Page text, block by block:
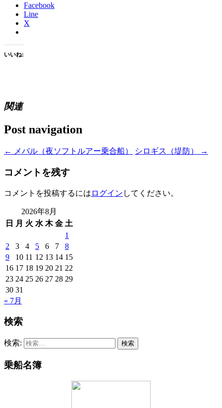
Facebook
Line
X
いいね:
関連
Post navigation
← メバル（夜ソフトルアー乗合船） シロギス（堤防） →
コメントを残す
コメントを投稿するには ログイン してください。
2026年8月
日
月 火 水 木 金 土
1
2
3 4 5 6 7
8
9
10 11 12 13 14 15
16 17 18 19 20 21 22
23 24 25 26 27 28 29
30 31
« 7月
検索
検索:
乗船名簿